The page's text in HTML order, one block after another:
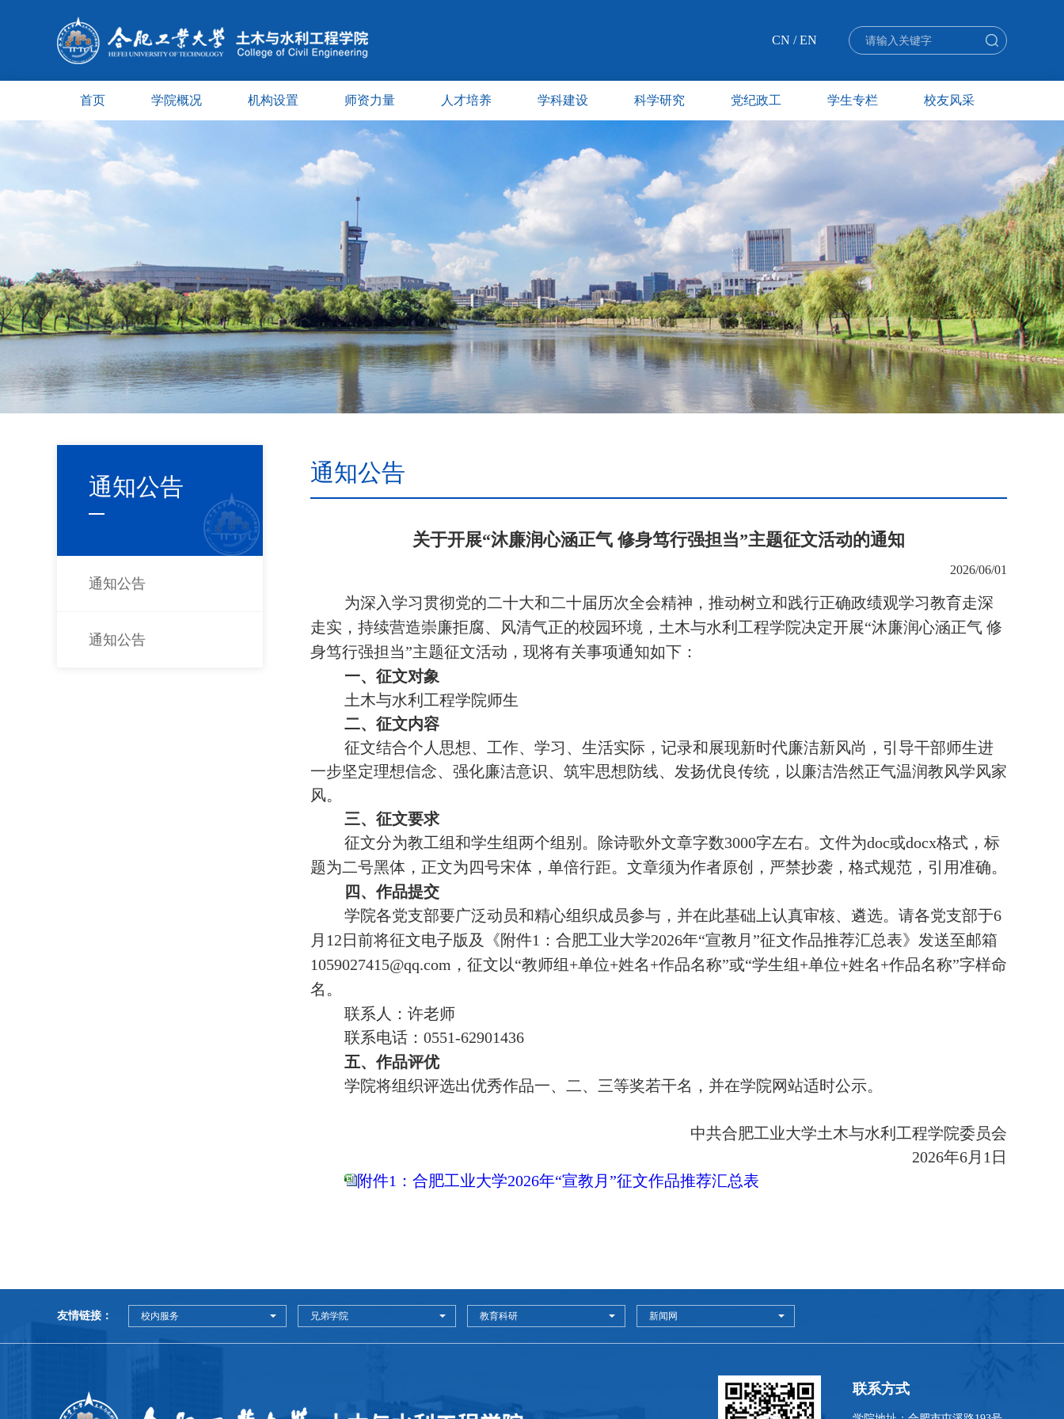
CN /EN
首页 学院概况 机构设置 师资力量 人才培养 学科建设 科学研究 党纪政工 学生专栏 校友风采
通知公告
通知公告
通知公告
通知公告
关于开展“沐廉润心涵正气 修身笃行强担当”主题征文活动的通知
2026/06/01
为深入学习贯彻党的二十大和二十届历次全会精神，推动树立和践行正确政绩观学习教育走深
走实，持续营造崇廉拒腐、风清气正的校园环境，土木与水利工程学院决定开展“沐廉润心涵正气 修
身笃行强担当”主题征文活动 ， 现将有关事项通知如下：
一、征文对象
土木与水利工程学院师生
二、征文内容
征文结合个人思想、工作、学习、生活实际，记录和展现新时代廉洁新风尚，引导干部师生进
一步坚定理想信念、强化廉洁意识、筑牢思想防线、发扬优良传统，以廉洁浩然正气温润教风学风家
风。
三、征文要求
征文分为教工组和学生组两个组别。除诗歌外文章字数3000字左右。文件为doc或docx格式，标
题为二号黑体，正文为四号宋体，单倍行距。文章须为作者原创，严禁抄袭，格式规范，引用准确。
四、作品提交
学院各党支部要广泛动员和精心组织成员参与，并在此基础上认真审核、遴选。请各党支部于6
月 12 日前将征文电子版及 《附件1：合肥工业大学2026年“宣教月”征文作品推荐汇总表》 发送至邮箱
1059027415@qq.com ，征文以“教师组+单位+姓名+作品名称”或“学生组+单位+姓名+作品名称”字样命
名。
联系人：许老师
联系电话： 0551-62901436
五、作品评优
学院将组织评选出优秀作品一、二、三等奖若干名，并在学院网站适时公示。
中共合肥工业大学土木与水利工程学院委员会
2026年6月 1 日
附件1：合肥工业大学2026年“宣教月”征文作品推荐汇总表
友情链接： 校内服务 兄弟学院 教育科研 新闻网
联系方式